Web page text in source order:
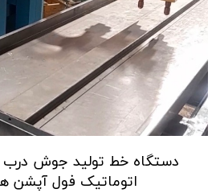
دستگاه خط تولید جوش درب
اتوماتیک فول آپشن